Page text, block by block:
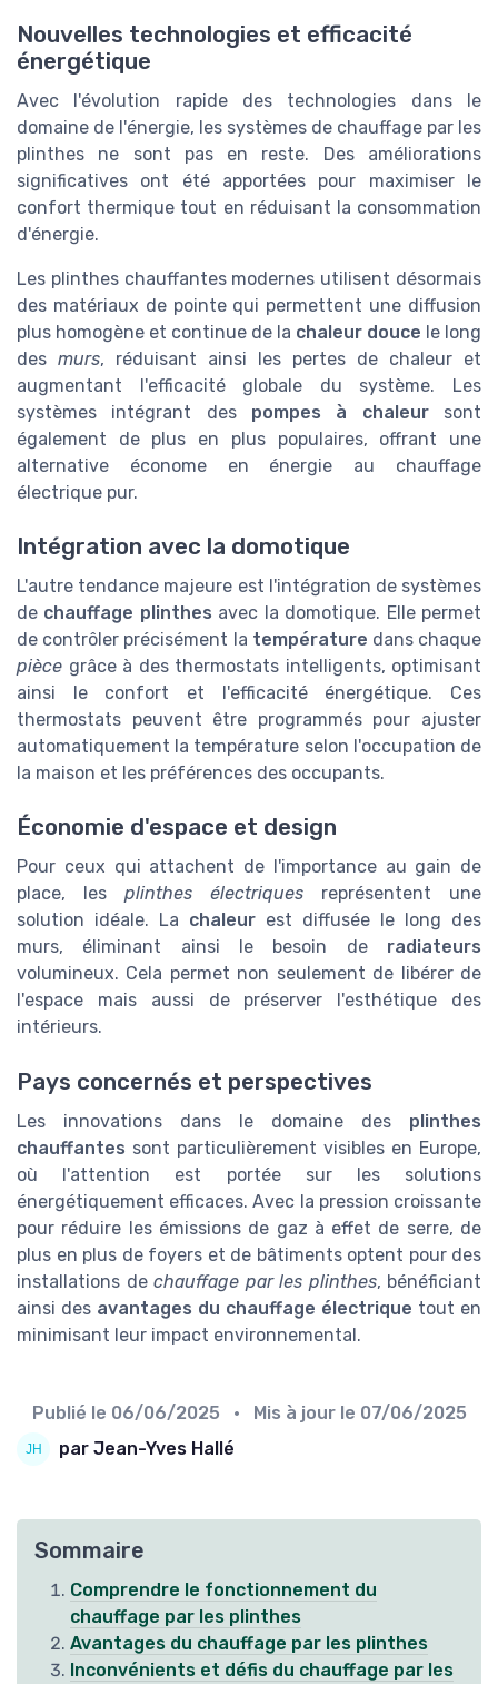
Nouvelles technologies et efficacité
énergétique
Avec l'évolution rapide des technologies dans le
domaine de l'énergie, les systèmes de chauffage par les
plinthes ne sont pas en reste. Des améliorations
significatives ont été apportées pour maximiser le
confort thermique tout en réduisant la consommation
d'énergie.
Les plinthes chauffantes modernes utilisent désormais
des matériaux de pointe qui permettent une diffusion
plus homogène et continue de la chaleur douce le long
des murs, réduisant ainsi les pertes de chaleur et
augmentant l'efficacité globale du système. Les
systèmes intégrant des pompes à chaleursont
également de plus en plus populaires, offrant une
alternative économe en énergie au chauffage
électrique pur.
Intégration avec la domotique
L'autre tendance majeure est l'intégration de systèmes
de chauffage plinthes avec la domotique. Elle permet
de contrôler précisément la température dans chaque
pièce grâce à des thermostats intelligents, optimisant
ainsi le confort et l'efficacité énergétique. Ces
thermostats peuvent être programmés pour ajuster
automatiquement la température selon l'occupation de
la maison et les préférences des occupants.
Économie d'espace et design
Pour ceux qui attachent de l'importance au gain de
place, les plinthes électriques représentent une
solution idéale. La chaleur est diffusée le long des
murs, éliminant ainsi le besoin de radiateurs
volumineux. Cela permet non seulement de libérer de
l'espace mais aussi de préserver l'esthétique des
intérieurs.
Pays concernés et perspectives
Les innovations dans le domaine des plinthes
chauffantes sont particulièrement visibles en Europe,
où l'attention est portée sur les solutions
énergétiquement efficaces. Avec la pression croissante
pour réduire les émissions de gaz à effet de serre, de
plus en plus de foyers et de bâtiments optent pour des
installations de chauffage par les plinthes, bénéficiant
ainsi des avantages du chauffage électrique tout en
minimisant leur impact environnemental.
Publié le 06/06/2025 • Mis à jour le 07/06/2025
par Jean-Yves Hallé
Sommaire
Comprendre le fonctionnement du
chauffage par les plinthes
Avantages du chauffage par les plinthes
Inconvénients et défis du chauffage par les